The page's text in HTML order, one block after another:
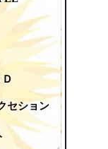
セション